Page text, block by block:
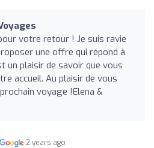
votre retour ! Je suis ravie
une offre qui répond à
un plaisir de savoir que vous
accueil. Au plaisir de vous
voyage !Elena &
2 years ago